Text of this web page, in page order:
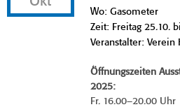
Wo: Gasometer
Zeit: Freitag 25.10.
Veranstalter: Verein
Öffnungszeiten
2025:
Fr. 16.00–20.00 Uhr